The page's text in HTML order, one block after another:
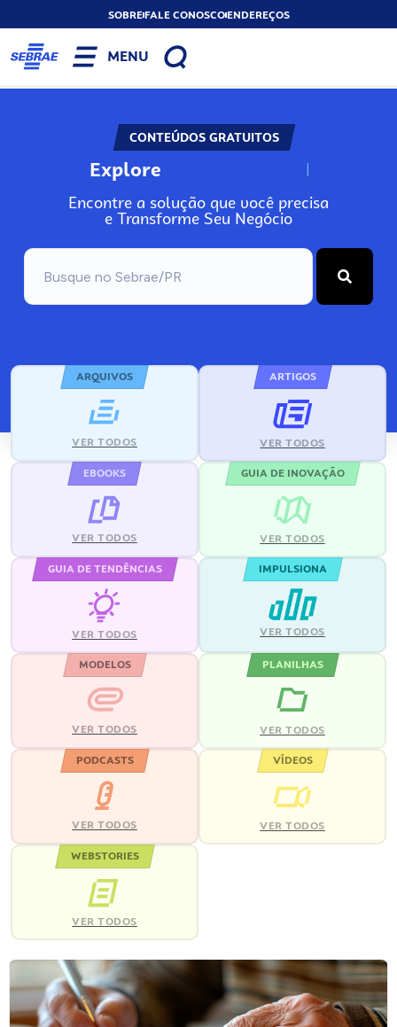
SOBREFALE CONOSCOENDEREÇOS
MENU
CONTEÚDOS GRATUITOS
Explore N
Encontre a solução que você precisa
e Transforme Seu Negócio
ARQUIVOS
VER TODOS
ARTIGOS
VER TODOS
EBOOKS
VER TODOS
GUIA DE INOVAÇÃO
VER TODOS
GUIA DE TENDÊNCIAS
VER TODOS
IMPULSIONA
VER TODOS
MODELOS
VER TODOS
PLANILHAS
VER TODOS
PODCASTS
VER TODOS
VÍDEOS
VER TODOS
WEBSTORIES
VER TODOS